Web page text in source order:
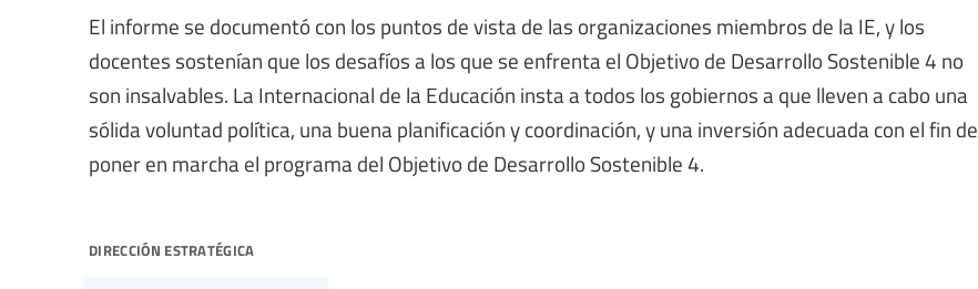
El informe se documentó con los puntos de vista de las organizaciones miembros de la IE, y los
docentes sostenían que los desafíos a los que se enfrenta el Objetivo de Desarrollo Sostenible 4 no
son insalvables. La Internacional de la Educación insta a todos los gobiernos a que lleven a cabo una
sólida voluntad política, una buena planificación y coordinación, y una inversión adecuada con el fin de
poner en marcha el programa del Objetivo de Desarrollo Sostenible 4.
dirección estratégica